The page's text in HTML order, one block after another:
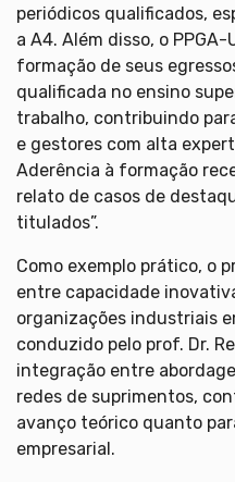
periódicos qualificados,
a A4. Além disso, o
formação de seus
qualificada no ensino
trabalho, contribuindo
e gestores com alta
Aderência à formação
relato de casos de
titulados”.
Como exemplo prático, o
entre capacidade
organizações industriais
conduzido pelo prof. Dr.
integração entre
redes de suprimentos,
avanço teórico quanto
empresarial.